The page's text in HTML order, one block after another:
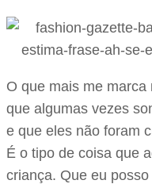
O que mais me
que algumas vezes
e que eles não foram
É o tipo de coisa que
criança. Que eu